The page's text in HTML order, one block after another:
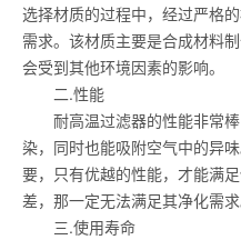
选择材质的过程中，经过严格
需求。该材质主要是合成材料
会受到其他环境因素的影响。
二.性能
耐高温过滤器的性能非常棒
染，同时也能吸附空气中的异
要，只有优越的性能，才能满
差，那一定无法满足其净化需求
三.使用寿命